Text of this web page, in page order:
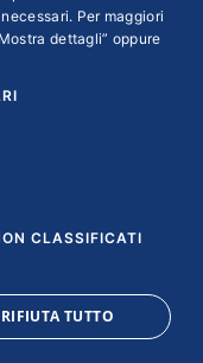
Per maggiori
dettagli” oppure
CLASSIFICATI
RIFIUTA TUTTO